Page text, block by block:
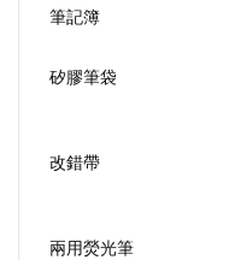
筆記簿
矽膠筆袋
改錯帶
兩用熒光筆